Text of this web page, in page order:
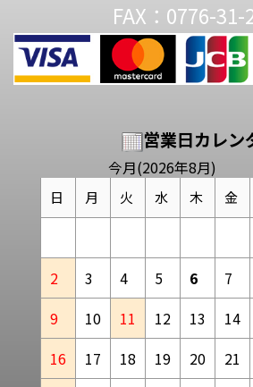
FAX：0776-31-
営業日カレン
今月(2026年8月)
日 月 火 水 木 金
2
3 4 5 6 7
9
10 11 12 13 14
16
17 18 19 20 21